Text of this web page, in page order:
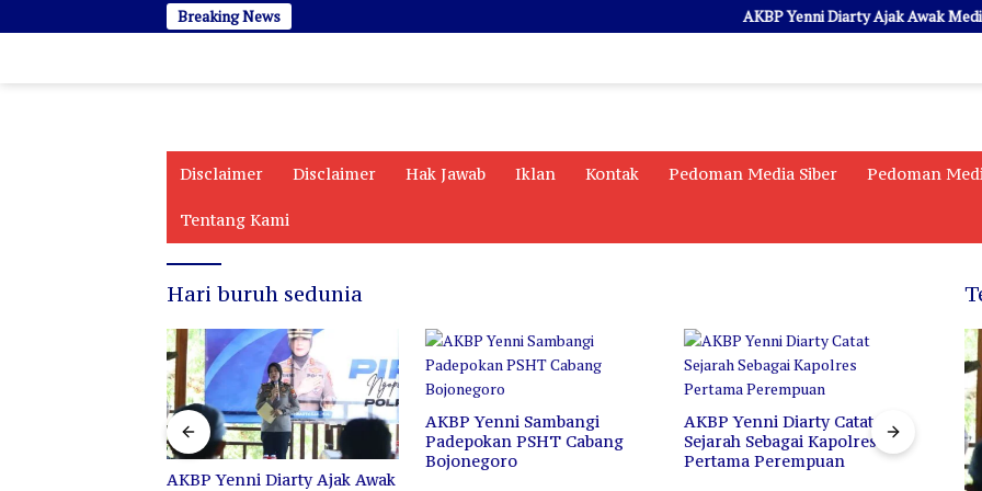
ke
Breaking News AKBP Yenni Diarty Ajak Awak Media
Disclaimer Disclaimer Hak Jawab Iklan Kontak Pedoman Media Siber Pedoman
Tentang Kami
Hari buruh sedunia
AKBP Yenni Diarty Ajak Awak
AKBP Yenni Sambangi
Padepokan PSHT Cabang
Bojonegoro
AKBP Yenni Diarty Catat
Sejarah Sebagai Kapolres
Pertama Perempuan
Di